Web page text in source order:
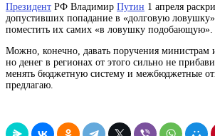
Президент РФ Владимир Путин 1 апреля
допустивших попадание в «долговую
поместить их самих «в ловушку подобающую».
Можно, конечно, давать поручения министрам и
но денег в регионах от этого сильно не
менять бюджетную систему и межбюджетные
предлагаю.